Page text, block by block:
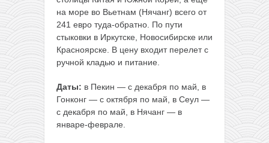
на море во Вьетнам (Нячанг) всего от
241 евро туда-обратно. По пути
стыковки в Иркутске, Новосибирске или
Красноярске. В цену входит перелет с
ручной кладью и питание.
Даты: в Пекин — с декабря по май, в
Гонконг — с октября по май, в Сеул —
с декабря по май, в Нячанг — в
январе-феврале.